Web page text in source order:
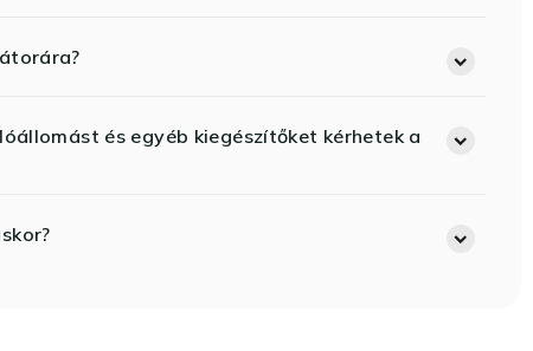
és egyéb kiegészítőket kérhetek a